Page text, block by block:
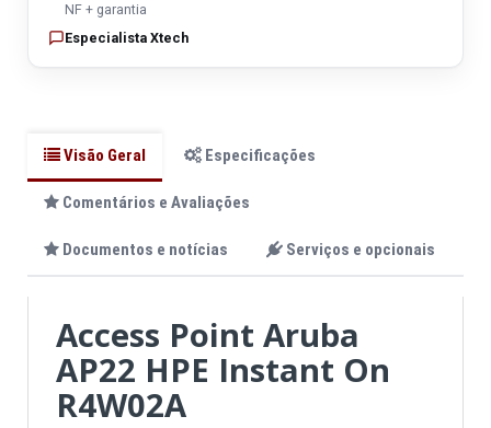
NF + garantia
Especialista Xtech
Visão Geral Especificações
Comentários e Avaliações
Documentos e notícias Serviços e opcionais
Access Point Aruba
AP22 HPE Instant On
R4W02A